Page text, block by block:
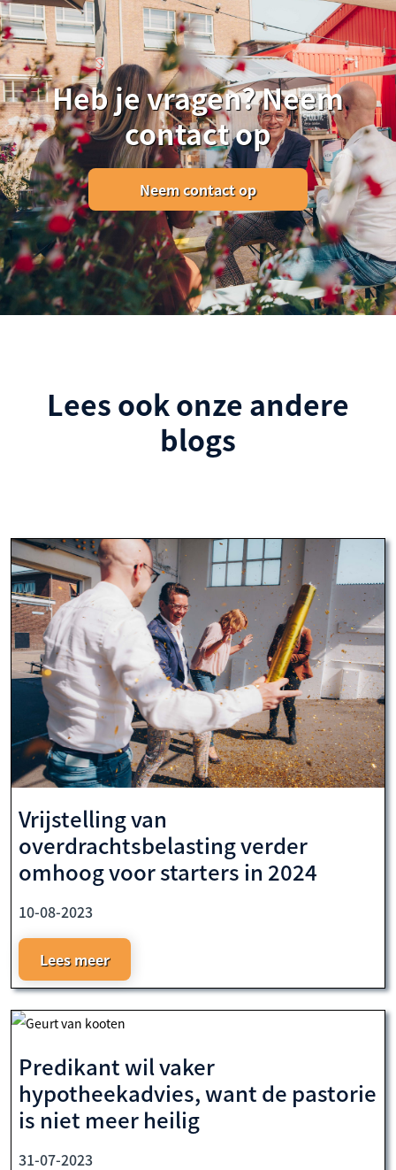
Heb je vragen? Neem
contact op
Neem contact op
Lees ook onze andere
blogs
Vrijstelling van
overdrachtsbelasting verder
omhoog voor starters in 2024
10-08-2023
Lees meer
Predikant wil vaker
hypotheekadvies, want de pastorie
is niet meer heilig
31-07-2023